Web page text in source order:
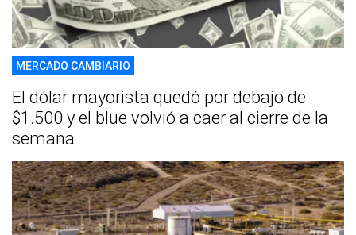
MERCADO CAMBIARIO
El dólar mayorista quedó por debajo de
$1.500 y el blue volvió a caer al cierre de la
semana